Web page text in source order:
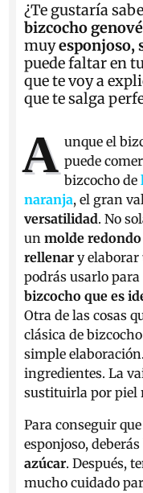
¿Te gustaría
bizcocho
muyesponjoso,
puede faltar en
que te voy a
que te salga
A unque el
puede
bizcocho de
naranja, el gran
versatilidad. No
unmolde redondo
rellenar y elaborar
podrás usarlo
bizcocho que es
Otra de las cosas
clásica de
simple
ingredientes. La
sustituirla por piel
Para conseguir
esponjoso, deberás
azúcar. Después,
mucho cuidado